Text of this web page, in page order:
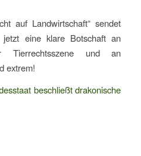
auf Landwirtschaft“ sendet
eine klare Botschaft an
Tierrechtsszene und an
extrem!
beschließt drakonische